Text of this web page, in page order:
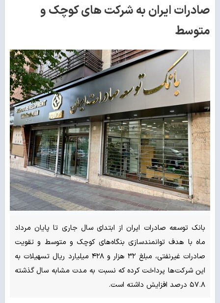
صادرات ایران به شرکت های کوچک و
متوسط
بانک توسعه صادرات ایران از ابتدای سال جاری تا پایان مرداد
ماه با هدف توانمندسازی بنگاه‌های کوچک و متوسط و تقویت
صادرات غیرنفتی، مبلغ ۳۲ هزار و ۴۲۸ میلیارد ریال تسهیلات به
این شرکت‌ها پرداخت کرده که نسبت به مدت مشابه سال گذشته
۵۷.۸ درصد افزایش داشته است.